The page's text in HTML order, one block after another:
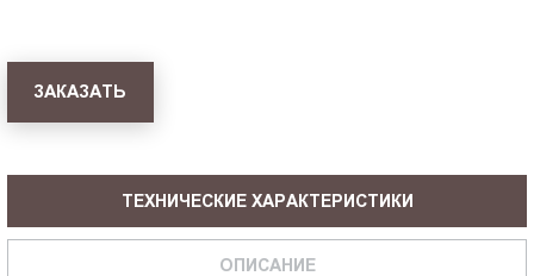
ЗАКАЗАТЬ
ТЕХНИЧЕСКИЕ ХАРАКТЕРИСТИКИ
ОПИСАНИЕ